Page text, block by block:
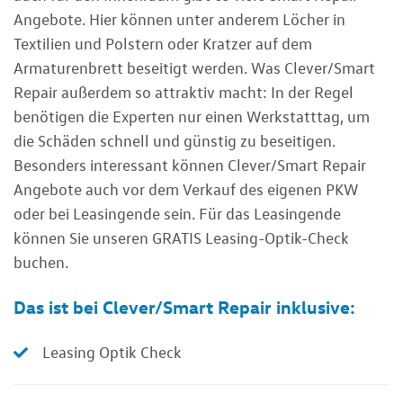
Angebote. Hier können unter anderem Löcher in
Textilien und Polstern oder Kratzer auf dem
Armaturenbrett beseitigt werden. Was Clever/Smart
Repair außerdem so attraktiv macht: In der Regel
benötigen die Experten nur einen Werkstatttag, um
die Schäden schnell und günstig zu beseitigen.
Besonders interessant können Clever/Smart Repair
Angebote auch vor dem Verkauf des eigenen PKW
oder bei Leasingende sein. Für das Leasingende
können Sie unseren GRATIS Leasing-Optik-Check
buchen.
Das ist bei Clever/Smart Repair inklusive:
Leasing Optik Check